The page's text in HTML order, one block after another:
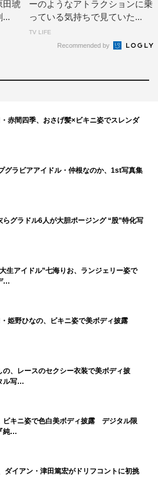
田琥
...
ーのようなアトラクションに乗
っている気持ちで見ていた...
TV LIFE
Recommended by
赤間四季、おさげ髪×ビキニ姿でスレンダ
グラビアアイドル・仲根なのか、1st写真集
らグラドル6人が大胆ポージング “股”特化写
生アイドル”七海りお、ランジェリー姿で
…
姫野ひなの、ビキニ姿で美ボディ披露
の、レースのセクシー衣装で美ボディ披
ル写…
ビキニ姿で色白美ボディ披露 デジタル限
純…
ダイアン・津田篤宏がドリフコントに初挑